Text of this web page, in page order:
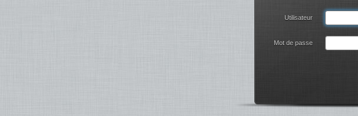
Utilisateur
Mot de passe